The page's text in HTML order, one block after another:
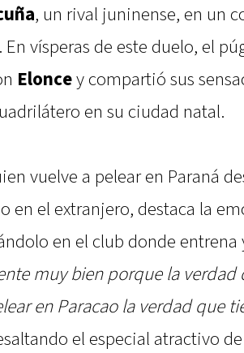
, un rival juninense, en un
En vísperas de este duelo, el
Eloncey compartió sus
en su ciudad natal.
vuelve a pelear en Paraná
en el extranjero, destaca la
en el club donde entrena
muy bien porque la verdad
en Paracao la verdad que
el especial atractivo